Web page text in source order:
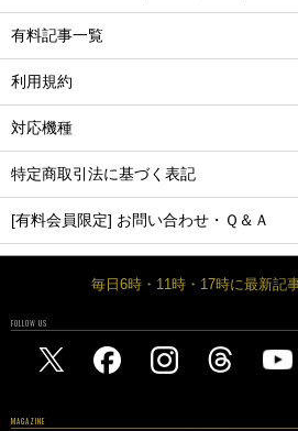
有料記事一覧
利用規約
対応機種
特定商取引法に基づく表記
[有料会員限定] お問い合わせ・Ｑ＆Ａ
毎日6時・11時・17時に最新記
FOLLOW US
MAGAZINE